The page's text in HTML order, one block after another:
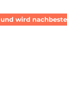
wird